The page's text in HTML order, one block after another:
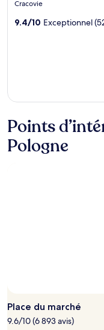
l’hébergement
The
Cracovie
9.4/10 Exceptionnel
Points
Pologne
Place du marché
9.6/10 (6 893 avis)